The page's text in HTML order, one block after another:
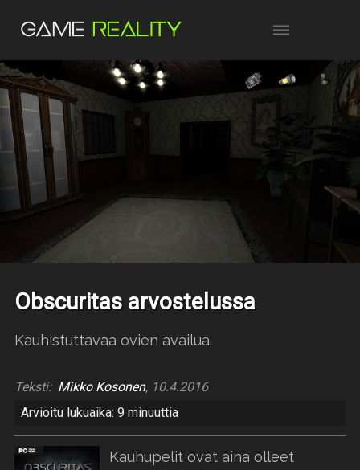
Obscuritas arvostelussa
Kauhistuttavaa ovien availua.
Teksti: Mikko Kosonen, 10.4.2016
Arvioitu lukuaika: 9 minuuttia
Kauhupelit ovat aina olleet